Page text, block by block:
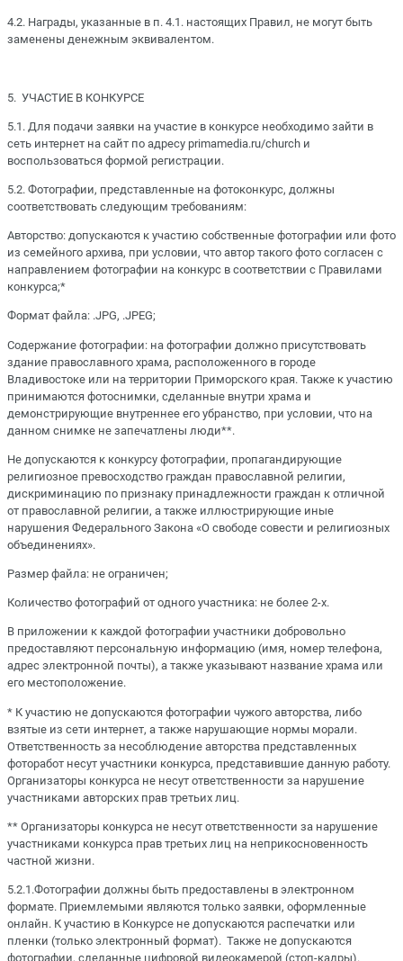
4.2. Награды, указанные в п. 4.1. настоящих Правил, не могут быть
заменены денежным эквивалентом.
5. УЧАСТИЕ В КОНКУРСЕ
5.1. Для подачи заявки на участие в конкурсе необходимо зайти в
сеть интернет на сайт по адресу primamedia.ru/church и
воспользоваться формой регистрации.
5.2. Фотографии, представленные на фотоконкурс, должны
соответствовать следующим требованиям:
Авторство: допускаются к участию собственные фотографии или фото
из семейного архива, при условии, что автор такого фото согласен с
направлением фотографии на конкурс в соответствии с Правилами
конкурса;*
Формат файла: .JPG, .JPEG;
Содержание фотографии: на фотографии должно присутствовать
здание православного храма, расположенного в городе
Владивостоке или на территории Приморского края. Также к участию
принимаются фотоснимки, сделанные внутри храма и
демонстрирующие внутреннее его убранство, при условии, что на
данном снимке не запечатлены люди**.
Не допускаются к конкурсу фотографии, пропагандирующие
религиозное превосходство граждан православной религии,
дискриминацию по признаку принадлежности граждан к отличной
от православной религии, а также иллюстрирующие иные
нарушения Федерального Закона «О свободе совести и религиозных
объединениях».
Размер файла: не ограничен;
Количество фотографий от одного участника: не более 2-х.
В приложении к каждой фотографии участники добровольно
предоставляют персональную информацию (имя, номер телефона,
адрес электронной почты), а также указывают название храма или
его местоположение.
* К участию не допускаются фотографии чужого авторства, либо
взятые из сети интернет, а также нарушающие нормы морали.
Ответственность за несоблюдение авторства представленных
фоторабот несут участники конкурса, представившие данную работу.
Организаторы конкурса не несут ответственности за нарушение
участниками авторских прав третьих лиц.
** Организаторы конкурса не несут ответственности за нарушение
участниками конкурса прав третьих лиц на неприкосновенность
частной жизни.
5.2.1.Фотографии должны быть предоставлены в электронном
формате. Приемлемыми являются только заявки, оформленные
онлайн. К участию в Конкурсе не допускаются распечатки или
пленки (только электронный формат). Также не допускаются
фотографии, сделанные цифровой видеокамерой (стоп-кадры).